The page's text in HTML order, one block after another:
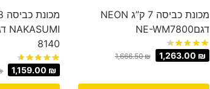
מכונת כביסה 7 ק”ג NEON
דגםNE-WM7800
1,666.50₪ 1,263.00 ₪
8140
1,159.00 ₪